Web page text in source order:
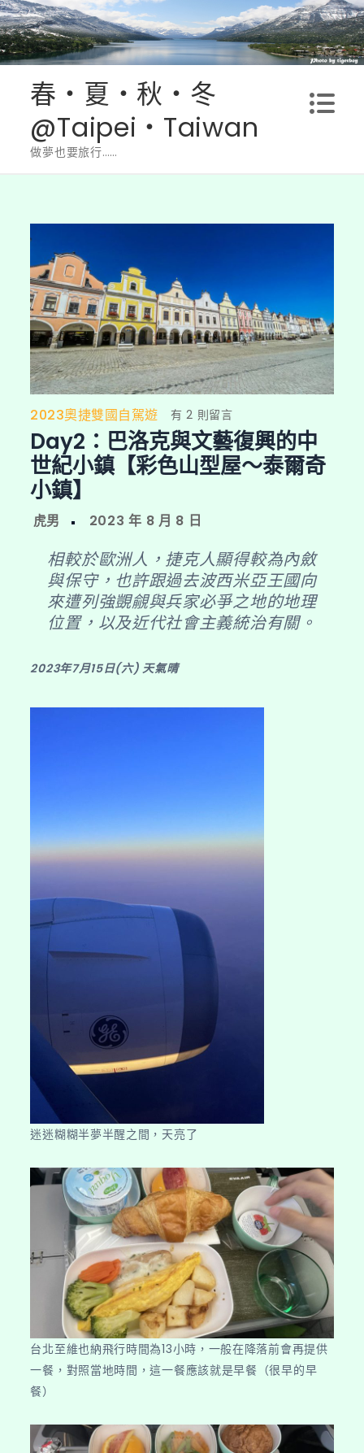
Skip
to
content
春‧夏‧秋‧冬
@Taipei‧Taiwan
做夢也要旅行……
2023奧捷雙國自駕遊
在
〈Day2：
巴
洛
與
藝
復
興
的
世
小
屋
～
奇
小
有 2 則留言
Day2：巴洛克與文藝復興的中
世紀小鎮【彩色山型屋～泰爾奇
小鎮】
相較於歐洲人，捷克人顯得較為內斂
與保守，也許跟過去波西米亞王國向
來遭列強覬覦與兵家必爭之地的地理
位置，以及近代社會主義統治有關。
2023年7月15日(六) 天氣晴
迷迷糊糊半夢半醒之間，天亮了
台北至維也納飛行時間為13小時，一般在降落前會再提供
一餐，對照當地時間，這一餐應該就是早餐（很早的早
餐）